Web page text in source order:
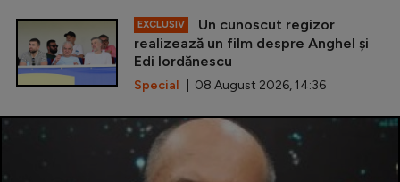
EXCLUSIV
Un cunoscut regizor
realizează un film despre Anghel și
Edi Iordănescu
Special | 08 August 2026, 14:36